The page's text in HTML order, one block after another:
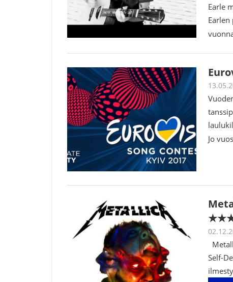
Earle
Jo
Self-